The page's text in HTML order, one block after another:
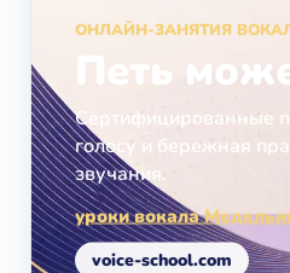
ОНЛАЙН-ЗАНЯТИЯ
Петь
Сертифицированные
голосу и бережная
звучания.
уроки вокала
voice-school.com